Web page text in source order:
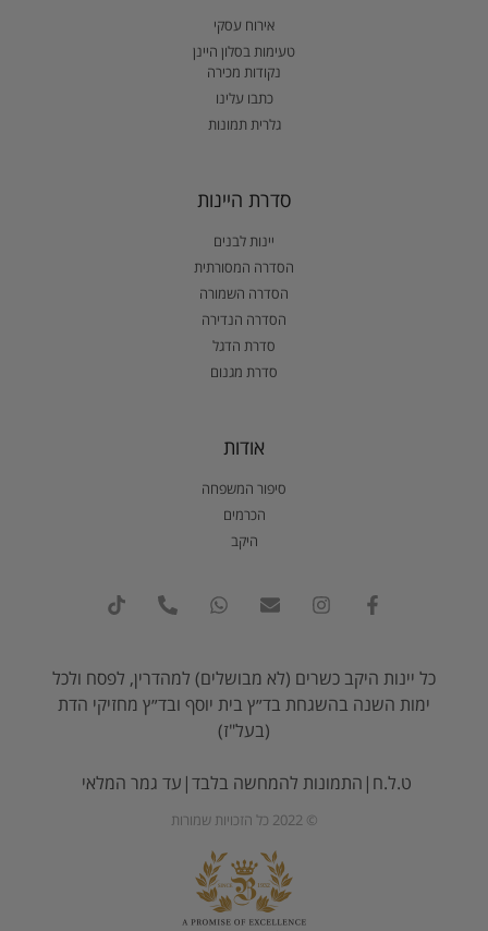
אירוח עסקי
טעימות בסלון היינן
נקודות מכירה
כתבו עלינו
גלרית תמונות
סדרת היינות
יינות לבנים
הסדרה המסורתית
הסדרה השמורה
הסדרה הנדירה
סדרת הדגל
סדרת מגנום
אודות
סיפור המשפחה
הכרמים
היקב
כל יינות היקב כשרים (לא מבושלים) למהדרין, לפסח ולכל
ימות השנה בהשגחת בד״ץ בית יוסף ובד״ץ מחזיקי הדת
(בעל"ז)
ט.ל.ח|התמונות להמחשה בלבד|עד גמר המלאי
© 2022 כל הזכויות שמורות